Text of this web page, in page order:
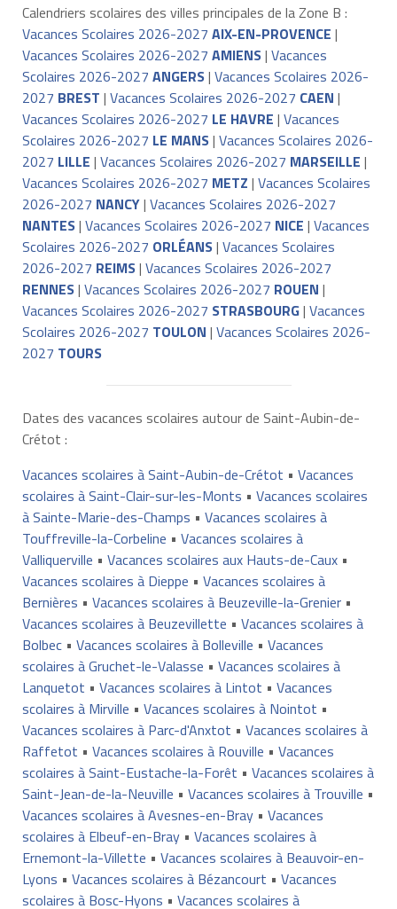
Calendriers scolaires des villes principales de la Zone B :
Vacances Scolaires 2026-2027 AIX-EN-PROVENCE |
Vacances Scolaires 2026-2027 AMIENS| Vacances
Scolaires 2026-2027 ANGERS| Vacances Scolaires 2026-
2027 BREST | Vacances Scolaires 2026-2027 CAEN |
Vacances Scolaires 2026-2027 LE HAVRE | Vacances
Scolaires 2026-2027 LE MANS| Vacances Scolaires 2026-
2027 LILLE | Vacances Scolaires 2026-2027 MARSEILLE |
Vacances Scolaires 2026-2027 METZ | Vacances Scolaires
2026-2027 NANCY| Vacances Scolaires 2026-2027
NANTES| Vacances Scolaires 2026-2027 NICE | Vacances
Scolaires 2026-2027 ORLÉANS| Vacances Scolaires
2026-2027 REIMS| Vacances Scolaires 2026-2027
RENNES| Vacances Scolaires 2026-2027 ROUEN |
Vacances Scolaires 2026-2027 STRASBOURG| Vacances
Scolaires 2026-2027 TOULON | Vacances Scolaires 2026-
2027 TOURS
Dates des vacances scolaires autour de Saint-Aubin-de-
Crétot :
Vacances scolaires à Saint-Aubin-de-Crétot • Vacances
scolaires à Saint-Clair-sur-les-Monts • Vacances scolaires
à Sainte-Marie-des-Champs • Vacances scolaires à
Touffreville-la-Corbeline • Vacances scolaires à
Valliquerville • Vacances scolaires aux Hauts-de-Caux•
Vacances scolaires à Dieppe • Vacances scolaires à
Bernières • Vacances scolaires à Beuzeville-la-Grenier•
Vacances scolaires à Beuzevillette • Vacances scolaires à
Bolbec• Vacances scolaires à Bolleville • Vacances
scolaires à Gruchet-le-Valasse • Vacances scolaires à
Lanquetot • Vacances scolaires à Lintot • Vacances
scolaires à Mirville • Vacances scolaires à Nointot •
Vacances scolaires à Parc-d'Anxtot • Vacances scolaires à
Raffetot • Vacances scolaires à Rouville • Vacances
scolaires à Saint-Eustache-la-Forêt • Vacances scolaires à
Saint-Jean-de-la-Neuville • Vacances scolaires à Trouville •
Vacances scolaires à Avesnes-en-Bray• Vacances
scolaires à Elbeuf-en-Bray• Vacances scolaires à
Ernemont-la-Villette • Vacances scolaires à Beauvoir-en-
Lyons • Vacances scolaires à Bézancourt • Vacances
scolaires à Bosc-Hyons • Vacances scolaires à